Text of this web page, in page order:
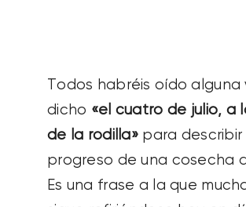
CONTACTANOS
Todos habréis oído alguna
dicho «el cuatro de julio, a
de la rodilla»para describir
progreso de una cosecha
Es una frase a la que